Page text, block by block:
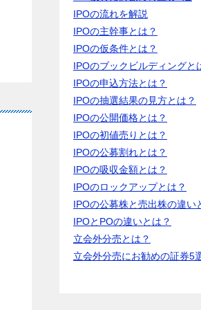
IPOの流れを解説
IPOの主幹事とは？
IPOの仮条件とは？
IPOのブックビルディングと
IPOの申込方法とは？
IPOの抽選結果の見方とは？
IPOの公開価格とは？
IPOの初値売りとは？
IPOの公募割れとは？
IPOの吸収金額とは？
IPOのロックアップとは？
IPOの公募株と売出株の違い
IPOとPOの違いとは？
立会外分売とは？
立会外分売にお勧めの証券5